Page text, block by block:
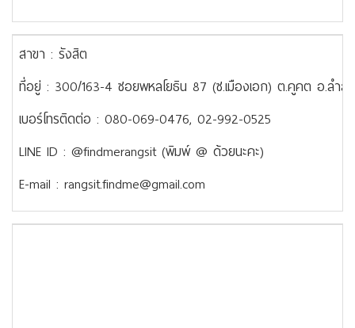
สาขา : รังสิต
ที่อยู่ : 300/163-4 ซอยพหลโยธิน 87 (ซ.เมืองเอก) ต.คูคต อ.ลำลู
เบอร์โทรติดต่อ : 080-069-0476, 02-992-0525
LINE ID : @findmerangsit (พิมพ์ @ ด้วยนะคะ)
E-mail : rangsit.findme@gmail.com